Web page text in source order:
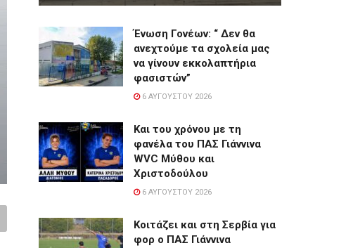
Ένωση Γονέων: “ Δεν θα
ανεχτούμε τα σχολεία μας
να γίνουν εκκολαπτήρια
φασιστών”
6 ΑΥΓΟΎΣΤΟΥ 2026
Και του χρόνου με τη
φανέλα του ΠΑΣ Γιάννινα
WVC Μύθου και
Χριστοδούλου
6 ΑΥΓΟΎΣΤΟΥ 2026
Κοιτάζει και στη Σερβία για
φορ ο ΠΑΣ Γιάννινα